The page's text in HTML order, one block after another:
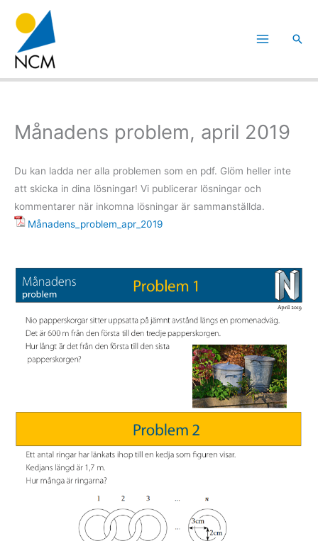
innehåll
Sök
Månadens problem, april 2019
Du kan ladda ner alla problemen som en pdf. Glöm heller inte
att skicka in dina lösningar! Vi publicerar lösningar och
kommentarer när inkomna lösningar är sammanställda.
Månadens_problem_apr_2019